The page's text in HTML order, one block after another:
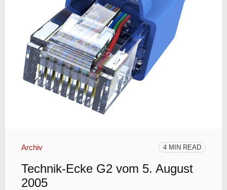
Archiv 4 MIN READ
Technik-Ecke G2 vom 5. August
2005